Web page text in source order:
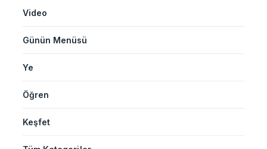
Video
Günün Menüsü
Ye
Öğren
Keşfet